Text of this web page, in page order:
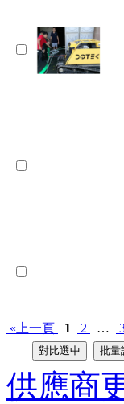
«上一頁 1 2 …
供應商